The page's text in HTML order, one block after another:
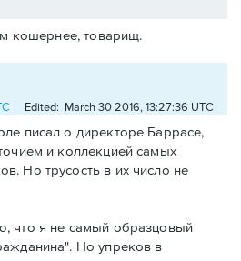
кошернее, товарищ.
Edited: March 30 2016, 13:27:36 UTC
писал о директоре Баррасе,
и коллекцией самых
Но трусость в их число не
что я не самый образцовый
Но упреков в